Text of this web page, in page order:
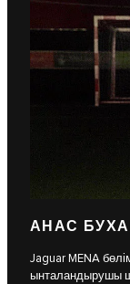
АНАС
Jaguar MENA
ынталандырушы